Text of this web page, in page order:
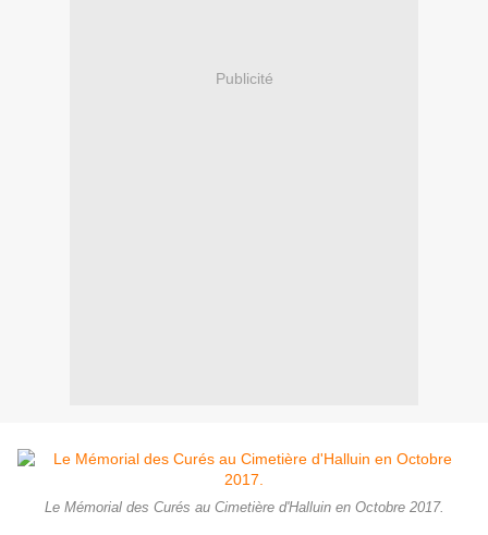
Publicité
Le Mémorial des Curés au Cimetière d'Halluin en Octobre 2017.